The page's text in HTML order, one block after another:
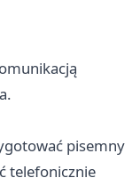
pisemny
telefonicznie